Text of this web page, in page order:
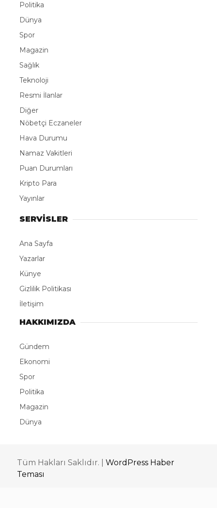
Politika
Dünya
Spor
Magazin
Sağlık
Teknoloji
Resmi İlanlar
Diğer
Nöbetçi Eczaneler
Hava Durumu
Namaz Vakitleri
Puan Durumları
Kripto Para
Yayınlar
SERVİSLER
Ana Sayfa
Yazarlar
Künye
Gizlilik Politikası
İletişim
HAKKIMIZDA
Gündem
Ekonomi
Spor
Politika
Magazin
Dünya
Tüm Hakları Saklıdır. | WordPress Haber
Teması